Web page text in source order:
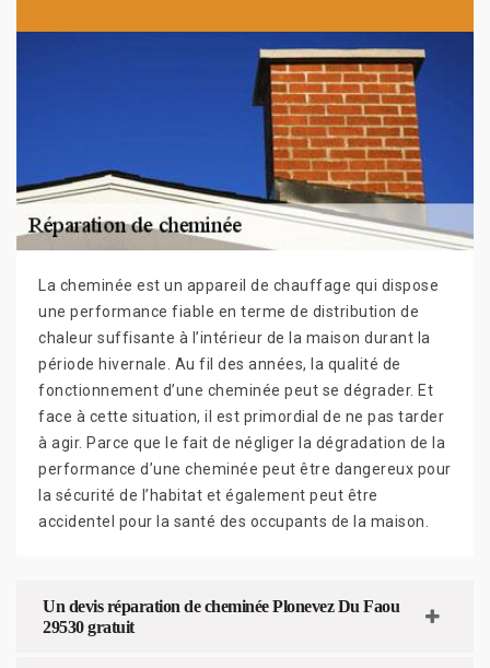
La cheminée est un appareil de chauffage qui dispose
une performance fiable en terme de distribution de
chaleur suffisante à l’intérieur de la maison durant la
période hivernale. Au fil des années, la qualité de
fonctionnement d’une cheminée peut se dégrader. Et
face à cette situation, il est primordial de ne pas tarder
à agir. Parce que le fait de négliger la dégradation de la
performance d’une cheminée peut être dangereux pour
la sécurité de l’habitat et également peut être
accidentel pour la santé des occupants de la maison.
Un devis réparation de cheminée Plonevez Du Faou
29530 gratuit